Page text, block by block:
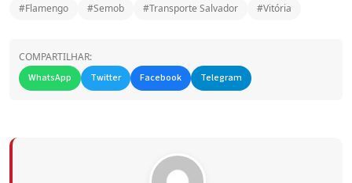
#Flamengo
#Semob #Transporte Salvador #Vitória
COMPARTILHAR:
WhatsApp
Twitter Facebook Telegram